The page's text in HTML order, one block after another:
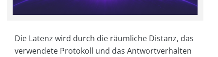
Die Latenz wird durch die räumliche Distanz, das
verwendete Protokoll und das Antwortverhalten